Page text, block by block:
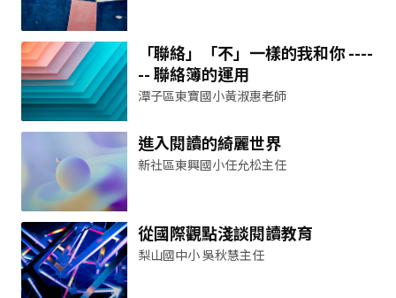
「聯絡」「不」一樣的我和你 ----
-- 聯絡簿的運用
潭子區東寶國小黃淑惠老師
進入閱讀的綺麗世界
新社區東興國小任允松主任
從國際觀點淺談閱讀教育
梨山國中小 吳秋慧主任